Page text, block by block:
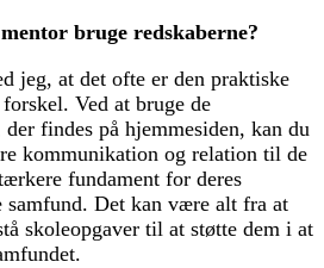
bruge redskaberne?
jeg, at det ofte er den praktiske
Ved at bruge de
findes på hjemmesiden, kan du
kommunikation og relation til de
fundament for deres
samfund. Det kan være alt fra at
skoleopgaver til at støtte dem i at